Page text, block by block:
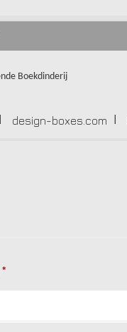
design-boxes.com
*